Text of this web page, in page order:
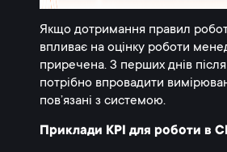
Якщо дотримання правил
впливає на оцінку роботи
приречена. З перших днів
потрібно впровадити
пов’язані з системою.
Приклади KPI для роботи в